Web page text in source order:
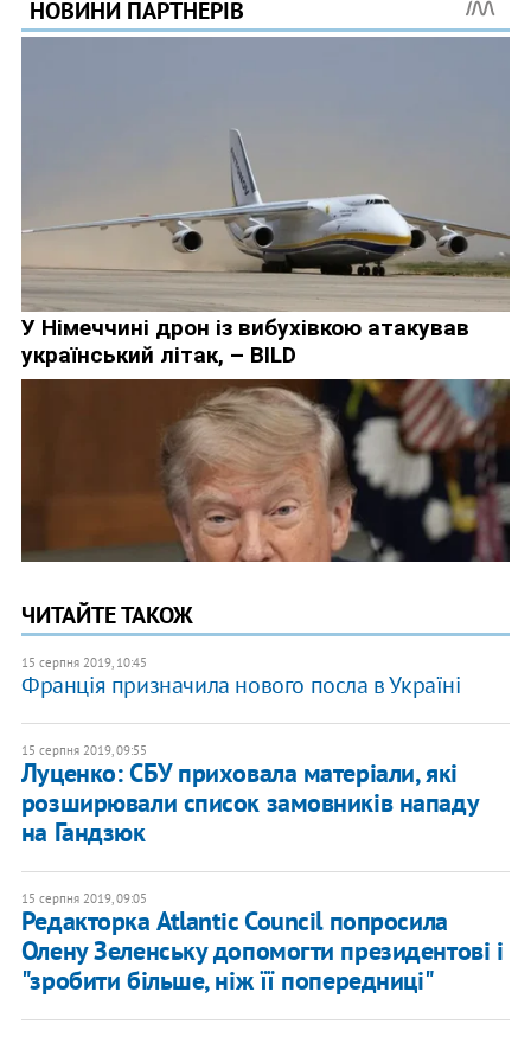
ЧИТАЙТЕ ТАКОЖ
15 серпня 2019, 10:45
Франція призначила нового посла в Україні
15 серпня 2019, 09:55
Луценко: СБУ приховала матеріали, які
розширювали список замовників нападу
на Гандзюк
15 серпня 2019, 09:05
Редакторка Atlantic Council попросила
Олену Зеленську допомогти президентові і
"зробити більше, ніж її попередниці"